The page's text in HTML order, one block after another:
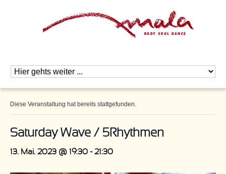
Diese Veranstaltung hat bereits stattgefunden.
Saturday Wave / 5Rhythmen
13. Mai. 2023 @ 19:30 - 21:30